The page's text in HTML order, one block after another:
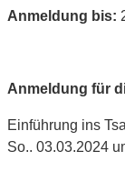
Anmeldung bis:
Anmeldung für
Einführung ins
So.. 03.03.2024